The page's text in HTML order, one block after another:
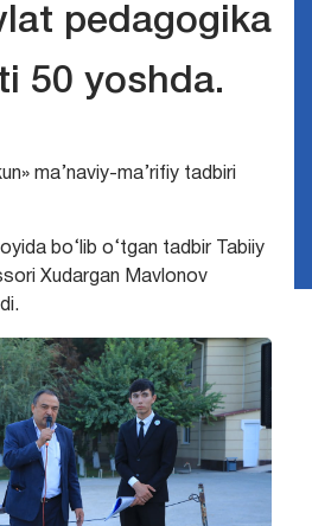
pedagogika
50 yoshda.
ma’naviy-ma’rifiy tadbiri
bo‘lib o‘tgan tadbir Tabiiy
Xudargan Mavlonov